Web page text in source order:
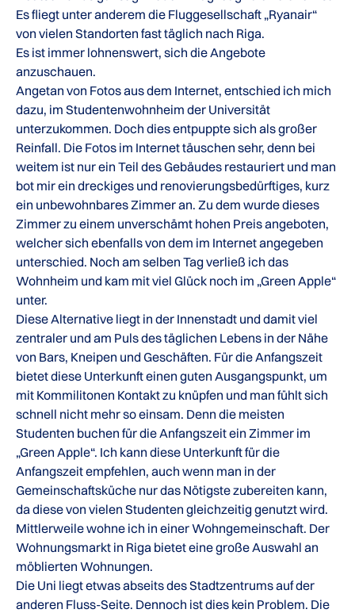
Es fliegt unter anderem die Fluggesellschaft „Ryanair“
von vielen Standorten fast täglich nach Riga.
Es ist immer lohnenswert, sich die Angebote
anzuschauen.
Angetan von Fotos aus dem Internet, entschied ich mich
dazu, im Studentenwohnheim der Universität
unterzukommen. Doch dies entpuppte sich als großer
Reinfall. Die Fotos im Internet täuschen sehr, denn bei
weitem ist nur ein Teil des Gebäudes restauriert und man
bot mir ein dreckiges und renovierungsbedürftiges, kurz
ein unbewohnbares Zimmer an. Zu dem wurde dieses
Zimmer zu einem unverschämt hohen Preis angeboten,
welcher sich ebenfalls von dem im Internet angegeben
unterschied. Noch am selben Tag verließ ich das
Wohnheim und kam mit viel Glück noch im „Green Apple“
unter.
Diese Alternative liegt in der Innenstadt und damit viel
zentraler und am Puls des täglichen Lebens in der Nähe
von Bars, Kneipen und Geschäften. Für die Anfangszeit
bietet diese Unterkunft einen guten Ausgangspunkt, um
mit Kommilitonen Kontakt zu knüpfen und man fühlt sich
schnell nicht mehr so einsam. Denn die meisten
Studenten buchen für die Anfangszeit ein Zimmer im
„Green Apple“. Ich kann diese Unterkunft für die
Anfangszeit empfehlen, auch wenn man in der
Gemeinschaftsküche nur das Nötigste zubereiten kann,
da diese von vielen Studenten gleichzeitig genutzt wird.
Mittlerweile wohne ich in einer Wohngemeinschaft. Der
Wohnungsmarkt in Riga bietet eine große Auswahl an
möblierten Wohnungen.
Die Uni liegt etwas abseits des Stadtzentrums auf der
anderen Fluss-Seite. Dennoch ist dies kein Problem. Die